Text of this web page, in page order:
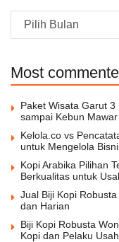
Archive
Most
Paket Wisata Garut
sampai Kebun
Kelola.co vs
untuk Mengelola
Kopi Arabika Pilihan
Berkualitas untuk
Jual Biji Kopi
dan Harian
Biji Kopi Robusta
Kopi dan Pelaku